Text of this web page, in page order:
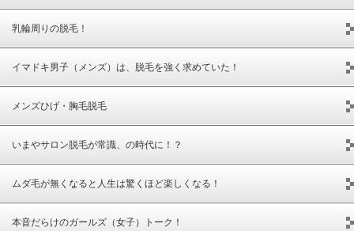
乳輪周りの脱毛！
イマドキ男子（メンズ）は、脱毛を強く求めていた！
メンズひげ・胸毛脱毛
いまやサロン脱毛が常識、の時代に！？
ムダ毛が無くなると人生は驚くほど楽しくなる！
本音だらけのガールズ（女子）トーク！